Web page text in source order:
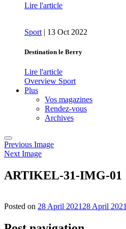
Lire l'article
Sport | 13 Oct 2022
Destination le Berry
Lire l'article
Overview Sport
Plus
Vos magazines
Rendez-vous
Archives
Previous Image
Next Image
ARTIKEL-31-IMG-01
Posted on 28 April 2021 28 April 2021